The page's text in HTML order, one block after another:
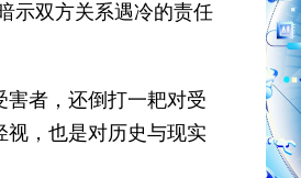
示双方关系遇冷的责任
害者，还倒打一耙对受
，也是对历史与现实